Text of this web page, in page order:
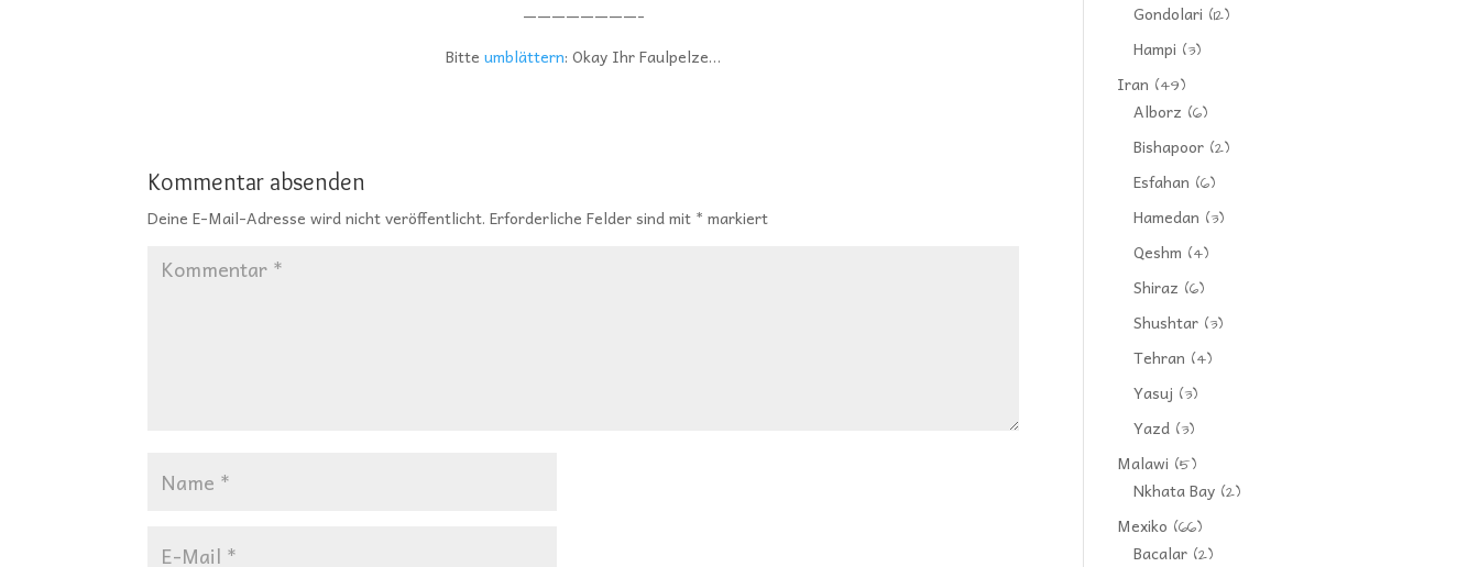
————————-
Bitteumblättern: Okay Ihr Faulpelze…
Kommentar absenden
Deine E-Mail-Adresse wird nicht veröffentlicht. Erforderliche Felder sind mit * markiert
Gondolari (12)
Hampi (3)
Iran (49)
Alborz (6)
Bishapoor (2)
Esfahan (6)
Hamedan (3)
Qeshm (4)
Shiraz (6)
Shushtar (3)
Tehran (4)
Yasuj (3)
Yazd (3)
Malawi (5)
Nkhata Bay (2)
Mexiko (66)
Bacalar (2)